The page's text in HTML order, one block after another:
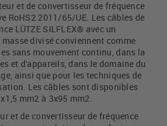
et de convertisseur de fréquence
RoHS2 2011/65/UE. Les câbles de
LÜTZE SILFLEX® avec un
divisé conviennent comme
sans mouvement continu, dans la
et d'appareils, dans le domaine du
ainsi que pour les techniques de
Les câbles sont disponibles
mm2 à 3x95 mm2.
et de convertisseur de fréquence